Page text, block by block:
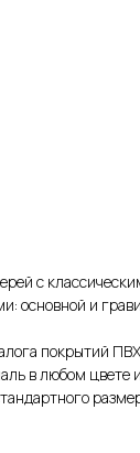
с
основной и
покрытий
в любом цвете